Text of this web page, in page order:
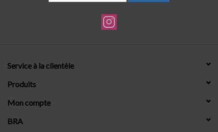
Service à la clientèle
Produits
Mon compte
BRA